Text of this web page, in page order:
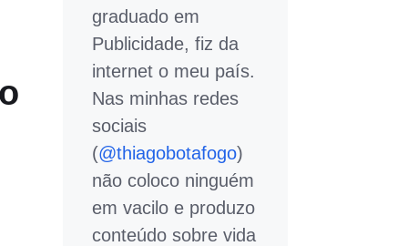
graduado em
Publicidade, fiz da
internet o meu país.
Nas minhas redes
sociais
(@thiagobotafogo)
não coloco ninguém
em vacilo e produzo
conteúdo sobre vida